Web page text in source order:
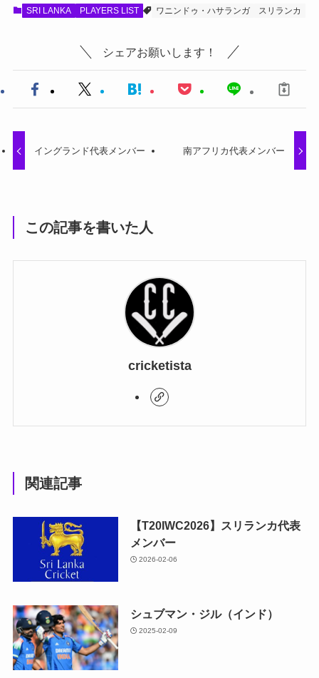
SRI LANKA PLAYERS LIST ワニンドゥ・ハサランガ スリランカ
シェアお願いします！
イングランド代表メンバー 南アフリカ代表メンバー
この記事を書いた人
cricketista
関連記事
【T20IWC2026】スリランカ代表
メンバー
2026-02-06
シュブマン・ジル（インド）
2025-02-09